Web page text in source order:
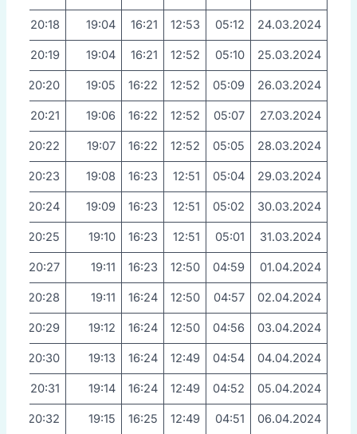
24.03.2024
05:12
12:53
16:21
19:04
20:18
25.03.2024
05:10
12:52
16:21
19:04
20:19
26.03.2024
05:09
12:52
16:22
19:05
20:20
27.03.2024
05:07
12:52
16:22
19:06
20:21
28.03.2024
05:05
12:52
16:22
19:07
20:22
29.03.2024
05:04
12:51
16:23
19:08
20:23
30.03.2024
05:02
12:51
16:23
19:09
20:24
31.03.2024
05:01
12:51
16:23
19:10
20:25
01.04.2024
04:59
12:50
16:23
19:11
20:27
02.04.2024
04:57
12:50
16:24
19:11
20:28
03.04.2024
04:56
12:50
16:24
19:12
20:29
04.04.2024
04:54
12:49
16:24
19:13
20:30
05.04.2024
04:52
12:49
16:24
19:14
20:31
06.04.2024
04:51
12:49
16:25
19:15
20:32